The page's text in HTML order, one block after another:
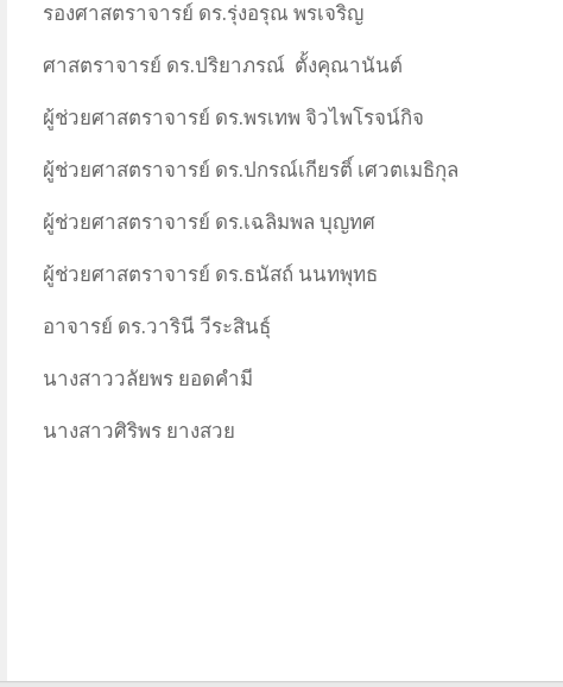
รองศาสตราจารย์ ดร.รุ่งอรุณ พรเจริญ
ศาสตราจารย์ ดร.ปริยาภรณ์ ตั้งคุณานันต์
ผู้ช่วยศาสตราจารย์ ดร.พรเทพ จิวไพโรจน์กิจ
ผู้ช่วยศาสตราจารย์ ดร.ปกรณ์เกียรติ์ เศวตเมธิกุล
ผู้ช่วยศาสตราจารย์ ดร.เฉลิมพล บุญทศ
ผู้ช่วยศาสตราจารย์ ดร.ธนัสถ์ นนทพุทธ
อาจารย์ ดร.วารินี วีระสินธุ์
นางสาววลัยพร ยอดคำมี
นางสาวศิริพร ยางสวย